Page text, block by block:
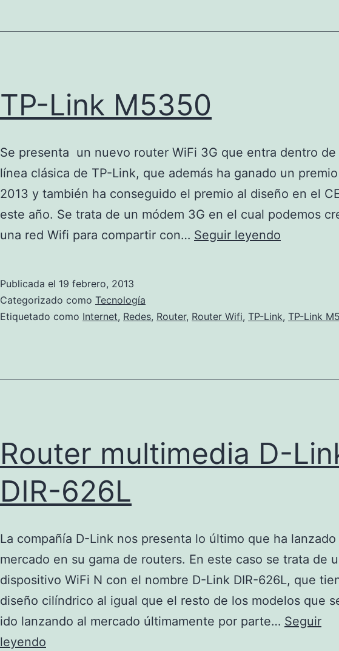
TP-Link M5350
Se presenta un nuevo router WiFi 3G que entra dentro de
línea clásica de TP-Link, que además ha ganado un premio
2013 y también ha conseguido el premio al diseño en el
este año. Se trata de un módem 3G en el cual podemos
una red Wifi para compartir con… Seguir leyendo
Publicada el 19 febrero, 2013
Categorizado como Tecnología
Etiquetado como Internet, Redes, Router, Router Wifi, TP-Link, TP-Link
Router multimedia D-
DIR-626L
La compañía D-Link nos presenta lo último que ha lanzado
mercado en su gama de routers. En este caso se trata de
dispositivo WiFi N con el nombre D-Link DIR-626L, que
diseño cilíndrico al igual que el resto de los modelos que
ido lanzando al mercado últimamente por parte… Seguir
leyendo